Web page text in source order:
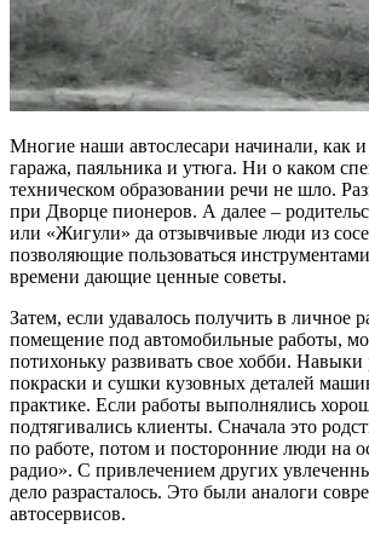
Многие наши автослесари начинали, как
гаража, паяльника и утюга. Ни о каком
техническом образовании речи не шло.
при Дворце пионеров. А далее –
или «Жигули» да отзывчивые люди из
позволяющие пользоваться
времени дающие ценные советы.
Затем, если удавалось получить в личное
помещение под автомобильные работы,
потихоньку развивать свое хобби. Навыки
покраски и сушки кузовных деталей
практике. Если работы выполнялись
подтягивались клиенты. Сначала это
по работе, потом и посторонние люди на
радио». С привлечением других
дело разрасталось. Это были аналоги
автосервисов.